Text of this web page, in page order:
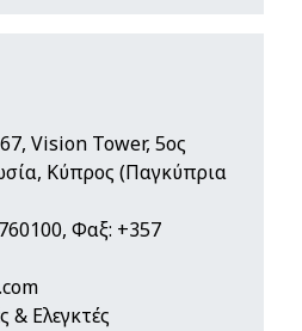
Vision Tower, 5ος
Κύπρος (Παγκύπρια
, Φαξ: +357
& Ελεγκτές